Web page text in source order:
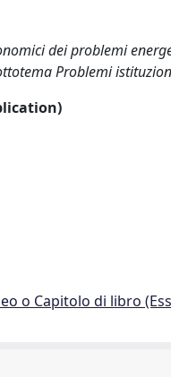
dei problemi
Problemi
o Capitolo di libro